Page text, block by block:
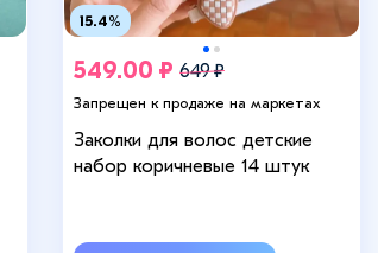
15.4%
549.00 ₽ 649 ₽
Запрещен к продаже на маркетах
Заколки для волос детские
набор коричневые 14 штук